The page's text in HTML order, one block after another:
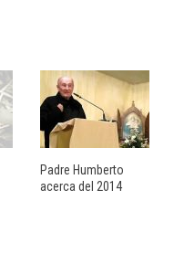
Padre Humberto
acerca del 2014